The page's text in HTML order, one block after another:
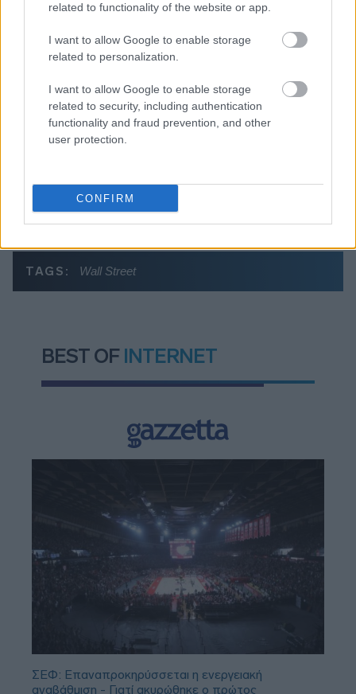
related to functionality of the website or app.
I want to allow Google to enable storage
related to personalization.
I want to allow Google to enable storage
related to security, including authentication
functionality and fraud prevention, and other
user protection.
CONFIRM
Η γαλάζια «θετική ατζέντα» στο δρόμο για το
2027 - Το παράπονο της Καρυστιανού - Στον
ΣΥΡΙΖΑ μελετούν Ιστορία
«κίτρινα» και «κόκκινα» σπίτια για τις
αποζημιώσεις
Ποια είναι η (κυβερνητική) λίστα με τα μεγάλα
TAGS: Wall Street
BEST OF INTERNET
ΣΕΦ: Επαναπροκηρύσσεται η ενεργειακή
αναβάθμιση - Γιατί ακυρώθηκε ο πρώτος